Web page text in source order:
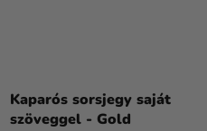
Kaparós sorsjegy saját
szöveggel - Gold